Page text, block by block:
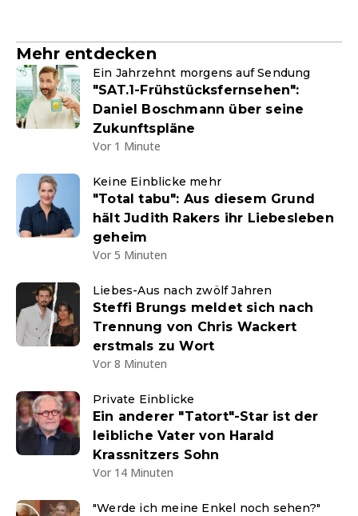
Mehr entdecken
Ein Jahrzehnt morgens auf Sendung
"SAT.1-Frühstücksfernsehen":
Daniel Boschmann über seine
Zukunftspläne
Vor 1 Minute
Keine Einblicke mehr
"Total tabu": Aus diesem Grund
hält Judith Rakers ihr Liebesleben
geheim
Vor 5 Minuten
Liebes-Aus nach zwölf Jahren
Steffi Brungs meldet sich nach
Trennung von Chris Wackert
erstmals zu Wort
Vor 8 Minuten
Private Einblicke
Ein anderer "Tatort"-Star ist der
leibliche Vater von Harald
Krassnitzers Sohn
Vor 14 Minuten
"Werde ich meine Enkel noch sehen?"